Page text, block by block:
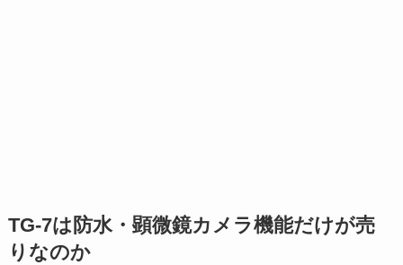
TG-7は防水・顕微鏡カメラ機能だけが売
りなのか